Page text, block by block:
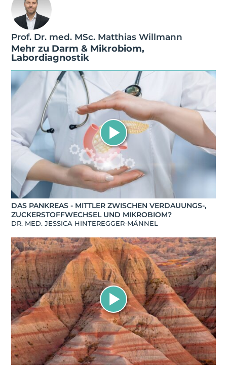
Prof. Dr. med. MSc. Matthias Willmann
Mehr zu Darm & Mikrobiom,
Labordiagnostik
DAS PANKREAS - MITTLER ZWISCHEN VERDAUUNGS-,
ZUCKERSTOFFWECHSEL UND MIKROBIOM?
DR. MED. JESSICA HINTEREGGER-MÄNNEL